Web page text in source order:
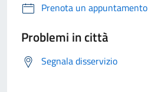
Prenota un appuntamento
Problemi in città
Segnala disservizio